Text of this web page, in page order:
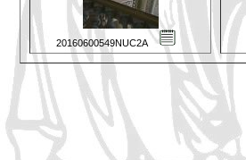
20160600549NUC2A